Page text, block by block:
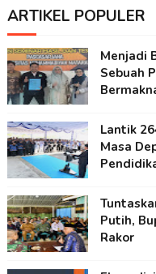
ARTIKEL POPULER
Menjadi
Sebuah
Lantik
Masa
Putih,
Rakor